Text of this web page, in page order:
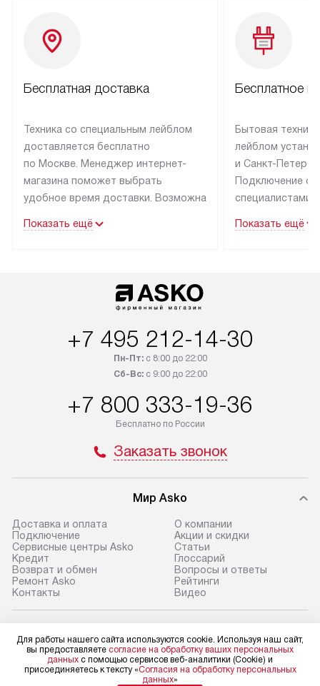
Бесплатная доставка
Техника со специальным лейблом
доставляется бесплатно
по Москве. Менеджер интернет-
магазина поможет выбрать
удобное время доставки. Возможна
Показать ещё
Бесплатное
Бытовая
лейблом
и Санкт-
Подключение
специалистами
Показать ещё
+7 495 212-14-30
Пн-Пт:с 8:00 до 22:00
Сб-Вс:с 9:00 до 22:00
+7 800 333-19-36
Бесплатно по России
Заказать звонок
Мир Asko
Доставка и оплата
Подключение
Сервисные центры Asko
Кредит
Возврат и обмен
Ремонт Asko
Контакты
О компании
Акции и скидки
Статьи
Глоссарий
Вопросы и ответы
Рейтинги
Видео
Asko в социальных сетях
Для работы нашего сайта используются cookie. Используя наш сайт,
вы предоставляете согласие на обработку ваших персональных
данных с помощью сервисов веб-аналитики (Cookie) и
присоединяетесь к тексту «Согласия на обработку персональных
данных»